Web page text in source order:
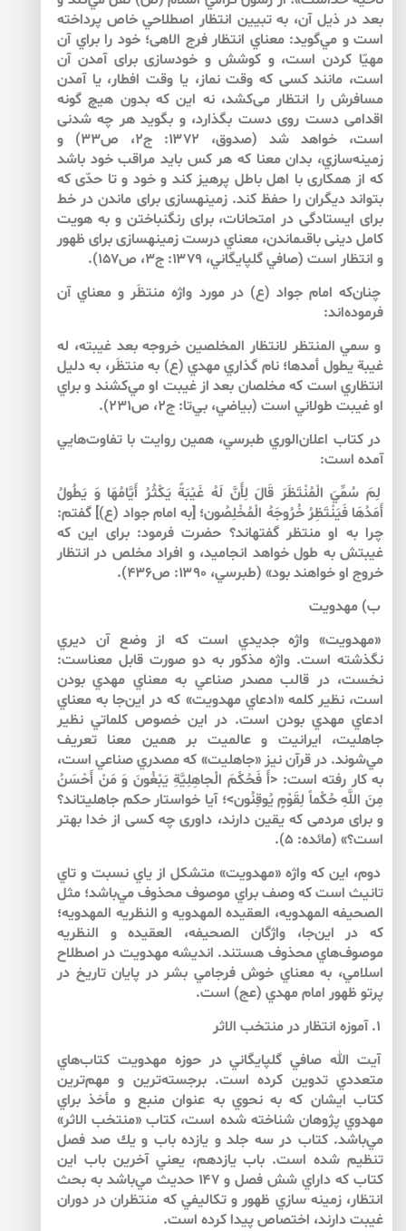
بعد در ذيل آن، به تبيين انتظار اصطلاحي خاص پرداخته
است و مي‌‌گويد: معناي انتظار فرج الاهى؛ خود را براي آن
مهيّا كردن است، و كوشش و خودسازى براى آمدن آن
است، مانند كسى كه وقت نماز، يا وقت افطار، يا آمدن
مسافرش را انتظار مى‌‌كشد، نه اين كه بدون هيچ گونه
اقدامى دست روى دست بگذارد، و بگويد هر چه شدنى
است، خواهد شد (صدوق، ۱۳۷۲: ج۲، ص۳۳) و
زمينه‌سازي، بدان معنا كه هر كس بايد مراقب خود باشد
كه از همكارى با اهل باطل پرهيز كند و خود و تا حدّى كه
بتواند ديگران را حفظ كند. زمينه‏سازى‏ براى ماندن در خط
براى ايستادگى در امتحانات، براى رنگ‏نباختن و به هويت
كامل دينى باقى‏ماندن، معناي درست زمينه‏سازى‏ براى ظهور
و انتظار است‏ (صافي گلپايگاني، ۱۳۷۹: ج۳، ص۱۵۷).
چنان‌‌كه امام جواد (ع) در مورد واژه منتظَر و معناي آن
فرموده‌‌اند:
و سمي المنتظر لانتظار المخلصين خروجه بعد غيبته، له
غيبة يطول أمدها؛ نام گذاري مهدي (ع) به منتظَر، به دليل
انتظاري است كه مخلصان بعد از غيبت او مي‌كشند و براي
او غيبت طولاني است (بياضي، بي‌‌تا: ج۲، ص۲۳۱).
در كتاب اعلان‌‌الوري طبرسي، همين روايت با تفاوت‌‌هايي
آمده است:
لِمَ سُمِّيَ الْمُنْتَظَرَ قَالَ لِأَنَّ لَهُ غَيْبَةً يَكْثُرُ أَيَّامُهَا وَ يَطُولُ
أَمَدُهَا فَيَنْتَظِرُ خُرُوجَهُ الْمُخْلِصُون‏؛ [به امام جواد (ع)] گفتم:
چرا به او منتظر گفته‏اند؟ حضرت فرمود: براى اين كه
غيبتش به طول خواهد انجاميد، و افراد مخلص در انتظار
خروج او خواهند بود» (طبرسي، ۱۳۹۰: ص۴۳۶).
ب) مهدويت
«مهدويت» واژه‌ جديدي است كه از وضع آن ديري
نگذشته است. واژه مذكور به دو صورت قابل معناست:
نخست، در قالب مصدر صناعي به معناي مهدي بودن
است، نظير كلمه «ادعاي مهدويت» كه در اين‌‌جا به معناي
ادعاي مهدي بودن است. در اين خصوص كلماتي نظير
جاهليت، ايرانيت و عالميت بر همين معنا تعريف
مي‌‌شوند. در قرآن نيز «جاهليت» كه مصدري صناعي است،
به كار رفته است: <أَ فَحُكْمَ الْجاهِلِيَّةِ يَبْغُونَ وَ مَنْ أَحْسَنُ
مِنَ اللَّهِ حُكْماً لِقَوْمٍ يُوقِنُون>؛ آيا خواستار حكم جاهليت‏اند؟
و براى مردمى كه يقين دارند، داورى چه كسى از خدا بهتر
است؟» (مائده: ۵).
دوم، اين كه واژه «مهدويت» متشكل از ياي نسبت و تاي
تانيث است كه وصف براي موصوف محذوف مي‌باشد؛ مثل
الصحيفه المهدويه، العقيده المهدويه و النظريه المهدويه؛
كه در اين‌‌جا، واژگان الصحيفه، العقيده و النظريه
موصوف‌هاي محذوف هستند. انديشه مهدويت در اصطلاح
اسلامي، به معناي خوش فرجامي بشر در پايان تاريخ در
پرتو ظهور امام مهدي (عج) است.
۱. آموزه انتظار در منتخب الاثر
آيت الله صافي گلپايگاني در حوزه مهدويت كتاب‌‌هاي
متعددي تدوين كرده است. برجسته‌‌ترين و مهم‌‌ترين
كتاب ايشان كه به نحوي به عنوان منبع و مأخذ براي
مهدوي پژوهان شناخته شده است، كتاب «منتخب الاثر»
مي‌‌باشد. كتاب در سه جلد و يازده باب و يك صد فصل
تنظيم شده است. باب يازدهم، يعني آخرين باب اين
كتاب كه داراي شش فصل و ۱۴۷ حديث مي‌‌باشد به بحث
انتظار، زمينه سازي ظهور و تكاليفي كه منتظران در دوران
غيبت دارند، اختصاص پيدا كرده است.